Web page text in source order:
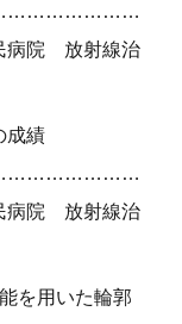
病院 放射線治
成績
院 放射線治
を用いた輪郭